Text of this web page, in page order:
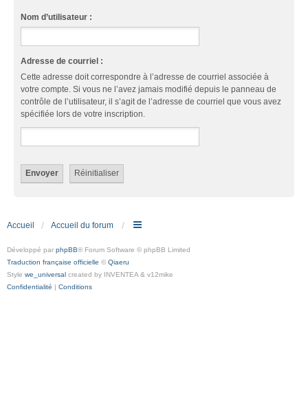
Nom d’utilisateur :
Adresse de courriel :
Cette adresse doit correspondre à l’adresse de courriel associée à
votre compte. Si vous ne l’avez jamais modifié depuis le panneau de
contrôle de l’utilisateur, il s’agit de l’adresse de courriel que vous avez
spécifiée lors de votre inscription.
Accueil Accueil du forum
Développé par phpBB® Forum Software © phpBB Limited
Traduction française officielle © Qiaeru
Style we_universal created by INVENTEA & v12mike
Confidentialité | Conditions